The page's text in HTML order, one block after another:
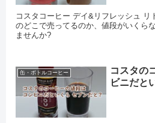
コスタコーヒー デイ&リフレッシュ リ
のどこで売ってるのか、値段がいくら
ませんか?
缶・ボトルコーヒー
コスタの
ビニだと